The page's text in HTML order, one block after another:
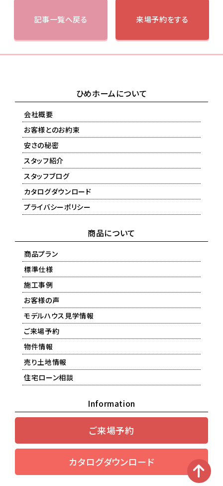
記事一覧へ戻る 来場予約をする
ひめホームについて
会社概要
お客様とのお約束
安さの秘密
スタッフ紹介
スタッフブログ
カタログダウンロード
プライバシーポリシー
商品について
商品プラン
標準仕様
施工事例
お客様の声
モデルハウス見学情報
ご来場予約
物件情報
売り土地情報
住宅ローン相談
Information
ご来場予約
カタログダウンロード